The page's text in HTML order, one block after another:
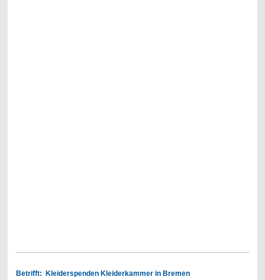
Betrifft: Kleiderspenden Kleiderkammer in Bremen